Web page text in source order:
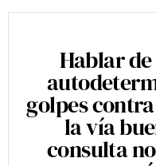
Hablar
golpes
la vía
consulta